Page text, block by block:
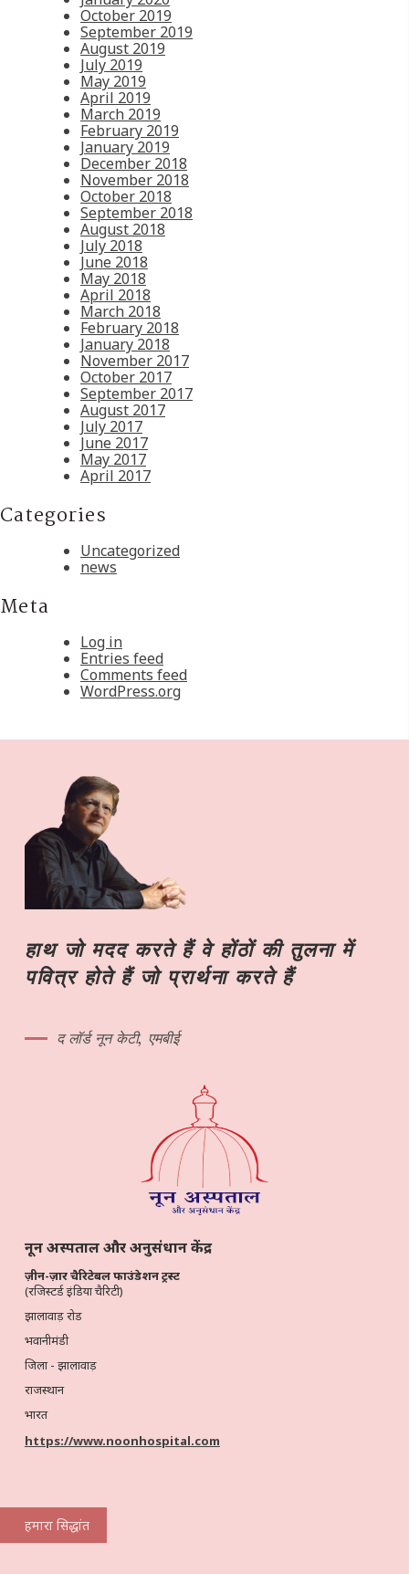
October 2019
September 2019
August 2019
July 2019
May 2019
April 2019
March 2019
February 2019
January 2019
December 2018
November 2018
October 2018
September 2018
August 2018
July 2018
June 2018
May 2018
April 2018
March 2018
February 2018
January 2018
November 2017
October 2017
September 2017
August 2017
July 2017
June 2017
May 2017
April 2017
Categories
Uncategorized
news
Meta
Log in
Entries feed
Comments feed
WordPress.org
हाथ जो मदद करते हैं वे होंठों की तुलना में
पवित्र होते हैं जो प्रार्थना करते हैं
द लॉर्ड नून केटी, एमबीई
नून अस्पताल और अनुसंधान केंद्र
ज़ीन-ज़ार चैरिटेबल फाउंडेशन ट्रस्ट
(रजिस्टर्ड इंडिया चैरिटी)
झालावाड़ रोड
भवानीमंडी
जिला - झालावाड़
राजस्थान
भारत
https://www.noonhospital.com
हमारा सिद्धांत